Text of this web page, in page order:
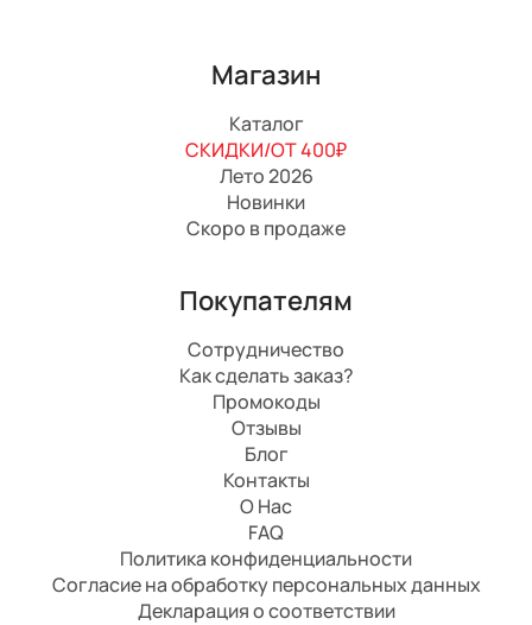
Магазин
Каталог
СКИДКИ/ОТ 400₽
Лето 2026
Новинки
Скоро в продаже
Покупателям
Сотрудничество
Как сделать заказ?
Промокоды
Отзывы
Блог
Контакты
О Нас
FAQ
Политика конфиденциальности
Согласие на обработку персональных данных
Декларация о соответствии